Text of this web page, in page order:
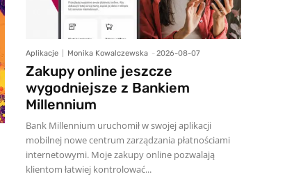
Aplikacje Monika Kowalczewska - 2026-08-07
Zakupy online jeszcze
wygodniejsze z Bankiem
Millennium
Bank Millennium uruchomił w swojej aplikacji
mobilnej nowe centrum zarządzania płatnościami
internetowymi. Moje zakupy online pozwalają
klientom łatwiej kontrolować...